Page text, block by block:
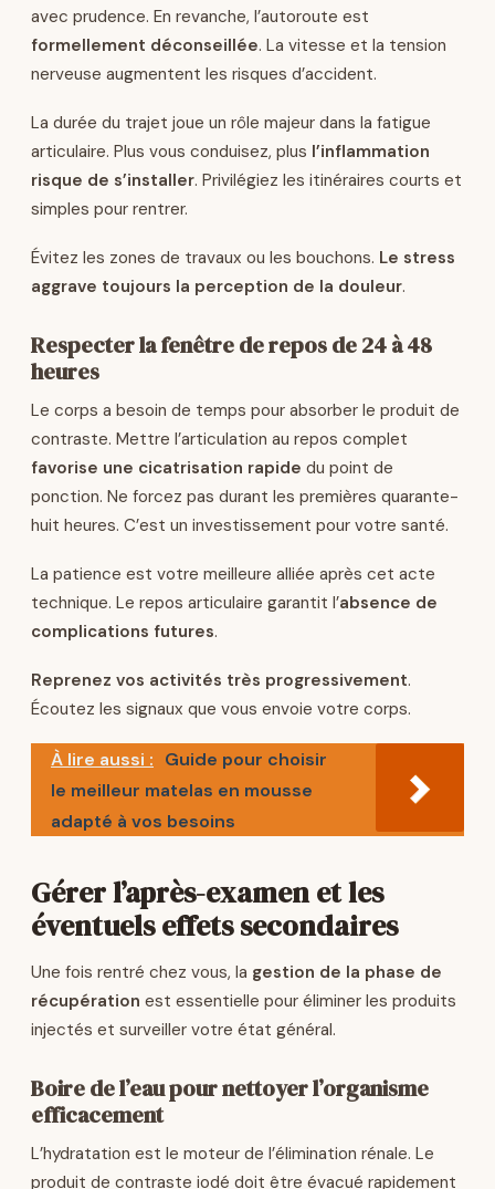
avec prudence. En revanche, l’autoroute est
formellement déconseillée. La vitesse et la tension
nerveuse augmentent les risques d’accident.
La durée du trajet joue un rôle majeur dans la fatigue
articulaire. Plus vous conduisez, plus l’inflammation
risque de s’installer. Privilégiez les itinéraires courts et
simples pour rentrer.
Évitez les zones de travaux ou les bouchons. Le stress
aggrave toujours la perception de la douleur.
Respecter la fenêtre de repos de 24 à 48
heures
Le corps a besoin de temps pour absorber le produit de
contraste. Mettre l’articulation au repos complet
favorise une cicatrisation rapide du point de
ponction. Ne forcez pas durant les premières quarante-
huit heures. C’est un investissement pour votre santé.
La patience est votre meilleure alliée après cet acte
technique. Le repos articulaire garantit l’absence de
complications futures.
Reprenez vos activités très progressivement.
Écoutez les signaux que vous envoie votre corps.
À lire aussi : Guide pour choisir
le meilleur matelas en mousse
adapté à vos besoins
Gérer l’après-examen et les
éventuels effets secondaires
Une fois rentré chez vous, la gestion de la phase de
récupération est essentielle pour éliminer les produits
injectés et surveiller votre état général.
Boire de l’eau pour nettoyer l’organisme
efficacement
L’hydratation est le moteur de l’élimination rénale. Le
produit de contraste iodé doit être évacué rapidement